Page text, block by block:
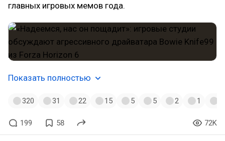
главных игровых мемов года.
Показать полностью
320 31 22 15 5 5 2 1
199 58 72K